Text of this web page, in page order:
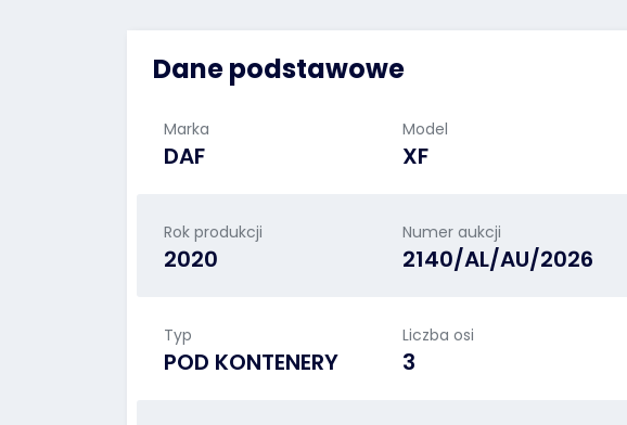
Dane podstawowe
Marka
DAF
Model
XF
Rok produkcji
2020
Numer aukcji
2140/AL/AU/2026
Typ
POD KONTENERY
Liczba osi
3